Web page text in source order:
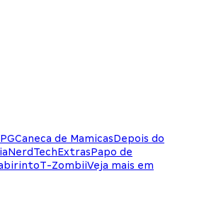
Caneca de MamicasDepois do
NerdTechExtrasPapo de
T-ZombiiVeja mais em